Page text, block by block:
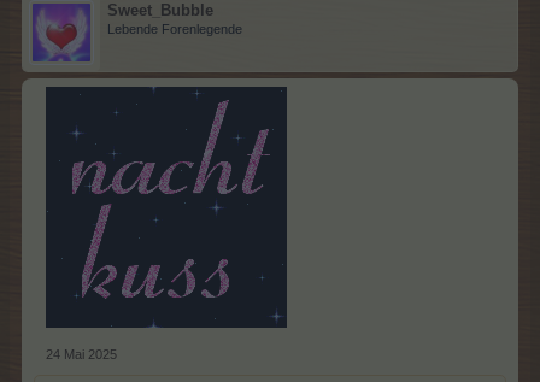
Sweet_Bubble
Lebende Forenlegende
24 Mai 2025